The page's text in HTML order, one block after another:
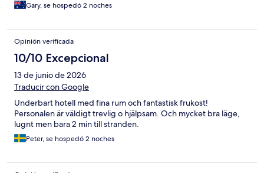
Gary, se hospedó 2 noches
Opinión verificada
10/10 Excepcional
13 de junio de 2026
Traducir con Google
Underbart hotell med fina rum och fantastisk frukost!
Personalen är väldigt trevlig o hjälpsam. Och mycket bra läge,
lugnt men bara 2 min till stranden.
Peter, se hospedó 2 noches